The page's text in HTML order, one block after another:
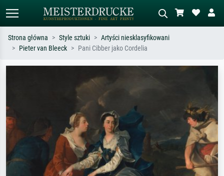
Monet, Gwiaździsta noc,
Strona główna Style sztuki
Artyści niesklasyfikowani
Pieter van Bleeck
Pani Cibber jako Cordelia